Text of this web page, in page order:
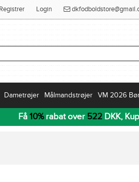
Registrer Login
Dametrøjer Målmandstrøjer VM 2026
Få 10%rabat over 522DKK,